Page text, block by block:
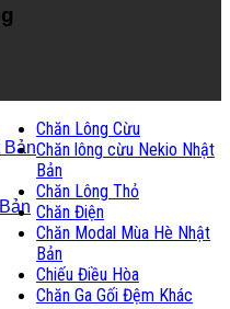
Bản
Chăn Lông Cừu
Chăn lông cừu Nekio Nhật
Bản
Chăn Lông Thỏ
Chăn Điện
Chăn Modal Mùa Hè Nhật
Bản
Chiếu Điều Hòa
Chăn Ga Gối Đệm Khác